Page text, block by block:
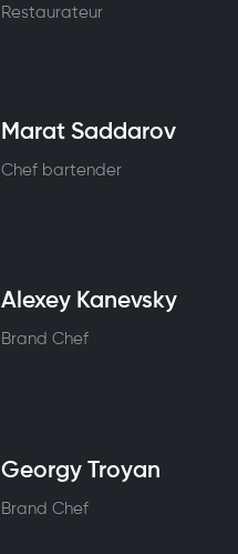
Restaurateur
Marat Saddarov
Chef bartender
Alexey Kanevsky
Brand Chef
Georgy Troyan
Brand Chef